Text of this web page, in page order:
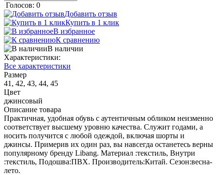
Голосов: 0
Добавить отзыв
Купить в 1 клик
В избранное
К сравнению
В наличии
Характеристики:
Все характеристики
Размер
41, 42, 43, 44, 45
Цвет
джинсовый
Описание товара
Практичная, удобная обувь с аутентичным обликом неизменно
соответствует высшему уровню качества. Служит годами, а
носить получится с любой одеждой, включая шорты и
джинсы. Примерив их один раз, вы навсегда останетесь верны
популярному бренду Libang. Материал :текстиль, Внутри
:текстиль, Подошва:ПВХ. Производитель:Китай. Сезон:весна-
лето.